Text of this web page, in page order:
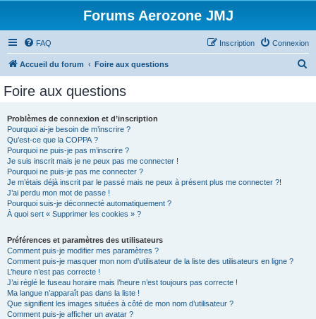
Forums Aerozone JMJ
FAQ Connexion
Inscription
Accueil du forum Foire aux questions
Foire aux questions
Problèmes de connexion et d’inscription
Pourquoi ai-je besoin de m’inscrire ?
Qu’est-ce que la COPPA ?
Pourquoi ne puis-je pas m’inscrire ?
Je suis inscrit mais je ne peux pas me connecter !
Pourquoi ne puis-je pas me connecter ?
Je m’étais déjà inscrit par le passé mais ne peux à présent plus me connecter ?!
J’ai perdu mon mot de passe !
Pourquoi suis-je déconnecté automatiquement ?
À quoi sert « Supprimer les cookies » ?
Préférences et paramètres des utilisateurs
Comment puis-je modifier mes paramètres ?
Comment puis-je masquer mon nom d’utilisateur de la liste des utilisateurs en ligne ?
L’heure n’est pas correcte !
J’ai réglé le fuseau horaire mais l’heure n’est toujours pas correcte !
Ma langue n’apparaît pas dans la liste !
Que signifient les images situées à côté de mon nom d’utilisateur ?
Comment puis-je afficher un avatar ?